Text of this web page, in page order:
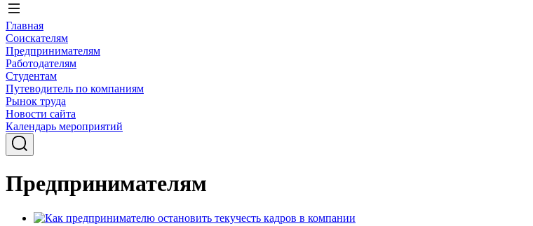
Главная
Соискателям
Предпринимателям
Работодателям
Студентам
Путеводитель по компаниям
Рынок труда
Новости сайта
Календарь мероприятий
Предпринимателям